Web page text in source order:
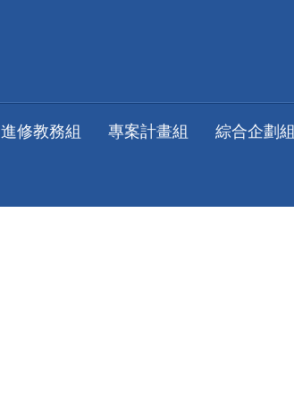
進修教務組 專案計畫組 綜合企劃組